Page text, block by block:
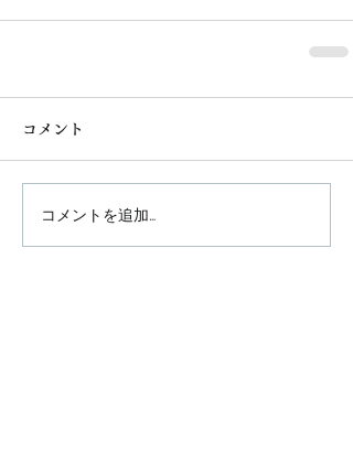
コメント
コメントを追加…